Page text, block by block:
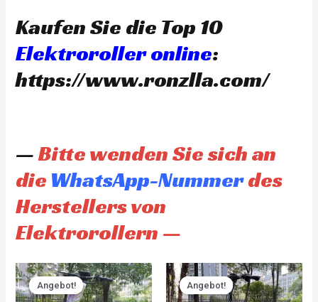
Kaufen Sie die Top 10
Elektroroller online:
https://www.ronzlla.com/
—Bitte wenden Sie sich an
die WhatsApp-Nummerdes
Herstellers von
Elektrorollern —
Angebot!
Angebot!
Original
price
was:
Current
price
is:
Angebot!
Angebot!
Original
price
was:
Current
price
is: